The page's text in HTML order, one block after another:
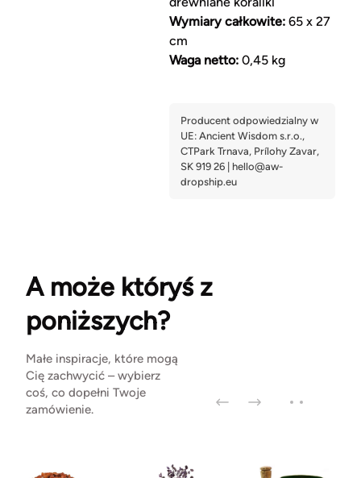
Wymiary całkowite:65 x 27
cm
Waga netto:0,45 kg
A może któryś z
poniższych?
Małe inspiracje, które mogą
Cię zachwycić – wybierz
coś, co dopełni Twoje
zamówienie.